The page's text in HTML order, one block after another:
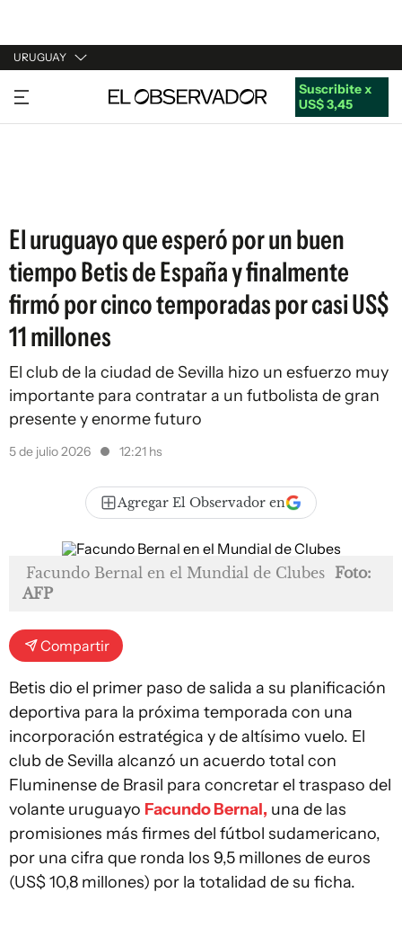
URUGUAY
URUGUAY
ARGENTINA
Suscribite x
US$ 3,45
El uruguayo que esperó por un buen
tiempo Betis de España y finalmente
firmó por cinco temporadas por casi US$
11 millones
El club de la ciudad de Sevilla hizo un esfuerzo muy
importante para contratar a un futbolista de gran
presente y enorme futuro
5 de julio 2026 12:21 hs
Agregar El Observador en
Facundo Bernal en el Mundial de Clubes Foto:
AFP
Compartir
Betis dio el primer paso de salida a su planificación
deportiva para la próxima temporada con una
incorporación estratégica y de altísimo vuelo. El
club de Sevilla alcanzó un acuerdo total con
Fluminense de Brasil para concretar el traspaso del
volante uruguayo Facundo Bernal, una de las
promisiones más firmes del fútbol sudamericano,
por una cifra que ronda los 9,5 millones de euros
(US$ 10,8 millones) por la totalidad de su ficha.